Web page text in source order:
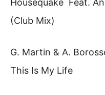
Housequake Feat.
(Club Mix)
G. Martin & A.
This Is My Life